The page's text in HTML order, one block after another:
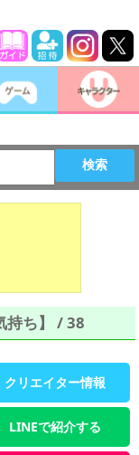
検索
持ち】 / 38
クリエイター情報
LINEで紹介する